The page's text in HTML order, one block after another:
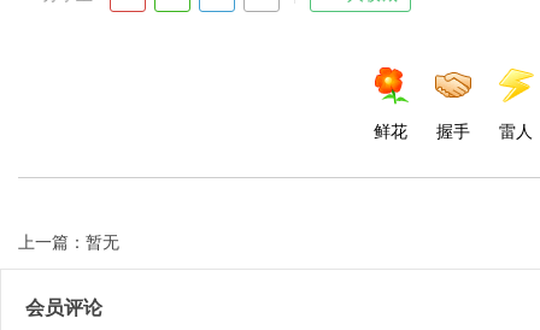
鲜花 握手 雷人
上一篇：暂无
会员评论